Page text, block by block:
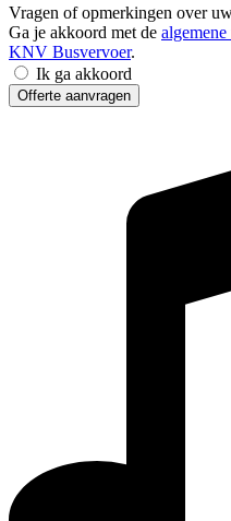
Vragen of opmerkingen over
Ga je akkoord met de
KNV Busvervoer.
Ik ga akkoord
Offerte aanvragen